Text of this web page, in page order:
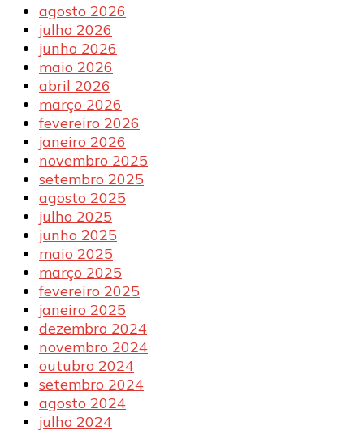
agosto 2026
julho 2026
junho 2026
maio 2026
abril 2026
março 2026
fevereiro 2026
janeiro 2026
novembro 2025
setembro 2025
agosto 2025
julho 2025
junho 2025
maio 2025
março 2025
fevereiro 2025
janeiro 2025
dezembro 2024
novembro 2024
outubro 2024
setembro 2024
agosto 2024
julho 2024